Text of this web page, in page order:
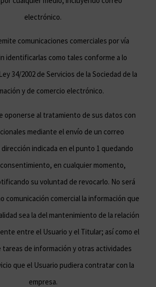
electrónico.
comunicaciones comerciales por vía
identificarlas como tales conforme a lo
34/2002 de Servicios de la Sociedad de la
y de comercio electrónico.
oponerse al tratamiento de sus datos con
mediante el envío de un correo
indicada en el punto 1 quedando
en cualquier momento,
su voluntad de revocarlo. No será
comunicación comercial la información que
sea la del mantenimiento de la relación
entre el Usuario y el Titular; así como el
tareas de información y otras actividades
que el Usuario pudiera contratar con la
empresa.